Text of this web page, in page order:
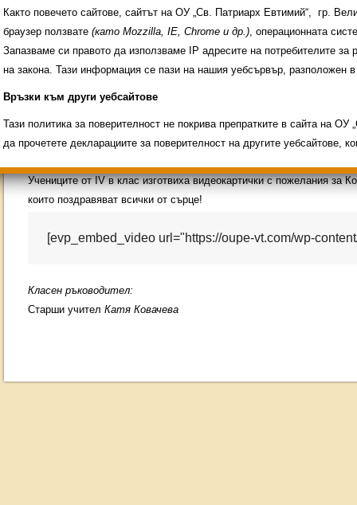
Свободни места за ученици
ИНОВАЦИЯ 2026
Олимпиади 2025/2026
Учениците от IV в клас изготвиха видеокартички с пожелания за
които поздравяват всички от сърце!
[evp_embed_video url="https://oupe-vt.com/wp-
Класен ръководител:
Старши учител Катя Ковачева
Както повечето сайтове, сайтът на ОУ „Св. Патриарх Евтимий“, гр.
браузер ползвате (като Mozzilla, IE, Chrome и др.), операционната
Запазваме си правото да използваме IP адресите на потребителите
на закона. Тази информация се пази на нашия уебсървър,
Връзки към други уебсайтове
Тази политика за поверителност не покрива препратките в сайта на
да прочетете декларациите за поверителност на другите уебсайтове,